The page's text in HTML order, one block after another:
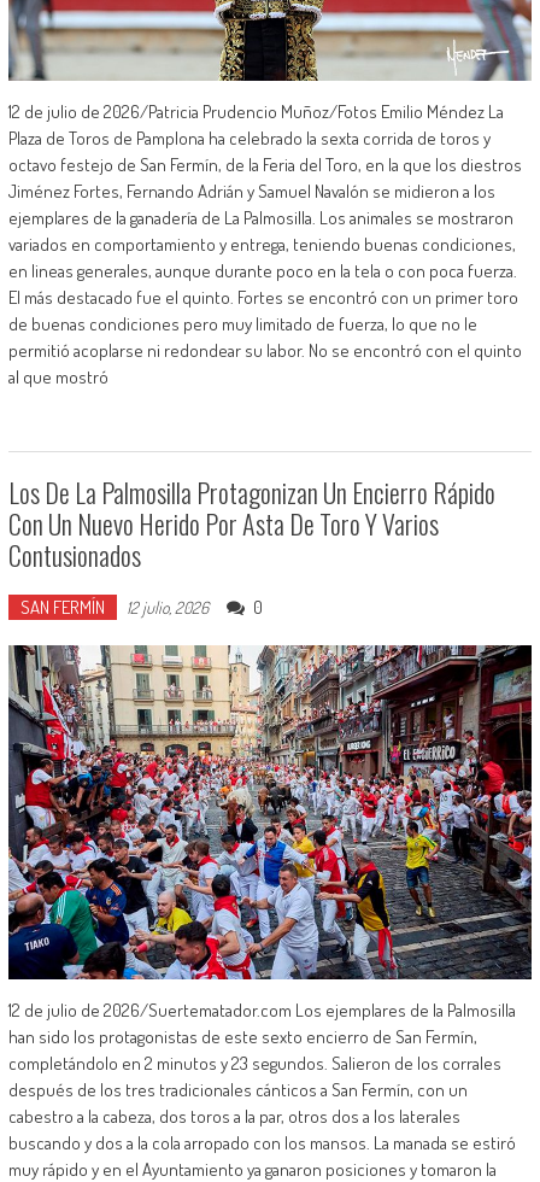
12 de julio de 2026/Patricia Prudencio Muñoz/Fotos Emilio Méndez La
Plaza de Toros de Pamplona ha celebrado la sexta corrida de toros y
octavo festejo de San Fermín, de la Feria del Toro, en la que los diestros
Jiménez Fortes, Fernando Adrián y Samuel Navalón se midieron a los
ejemplares de la ganadería de La Palmosilla. Los animales se mostraron
variados en comportamiento y entrega, teniendo buenas condiciones,
en lineas generales, aunque durante poco en la tela o con poca fuerza.
El más destacado fue el quinto. Fortes se encontró con un primer toro
de buenas condiciones pero muy limitado de fuerza, lo que no le
permitió acoplarse ni redondear su labor. No se encontró con el quinto
al que mostró
Los De La Palmosilla Protagonizan Un Encierro Rápido
Con Un Nuevo Herido Por Asta De Toro Y Varios
Contusionados
SAN FERMÍN 12 julio, 2026 0
12 de julio de 2026/Suertematador.com Los ejemplares de la Palmosilla
han sido los protagonistas de este sexto encierro de San Fermín,
completándolo en 2 minutos y 23 segundos. Salieron de los corrales
después de los tres tradicionales cánticos a San Fermín, con un
cabestro a la cabeza, dos toros a la par, otros dos a los laterales
buscando y dos a la cola arropado con los mansos. La manada se estiró
muy rápido y en el Ayuntamiento ya ganaron posiciones y tomaron la